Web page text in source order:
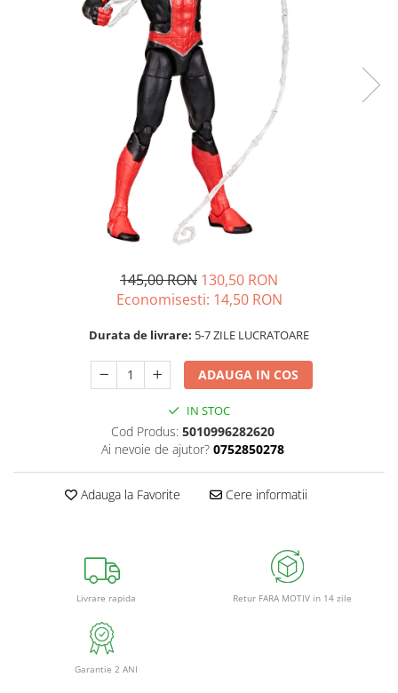
145,00 RON 130,50 RON
Economisesti: 14,50 RON
Durata de livrare: 5-7 ZILE LUCRATOARE
ADAUGA IN COS
IN STOC
Cod Produs: 5010996282620
Ai nevoie de ajutor? 0752850278
Adauga la Favorite Cere informatii
Livrare rapida Retur FARA MOTIV in 14 zile
Garantie 2 ANI